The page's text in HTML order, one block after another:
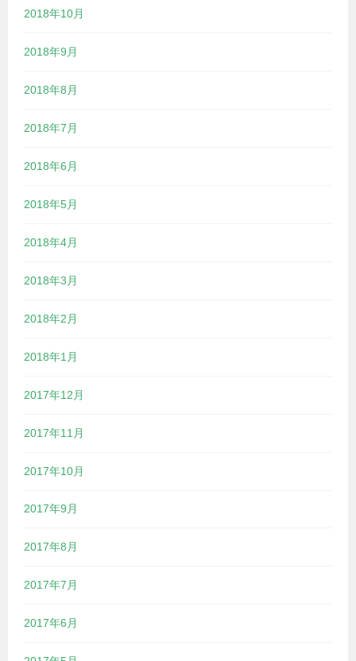
2018年10月
2018年9月
2018年8月
2018年7月
2018年6月
2018年5月
2018年4月
2018年3月
2018年2月
2018年1月
2017年12月
2017年11月
2017年10月
2017年9月
2017年8月
2017年7月
2017年6月